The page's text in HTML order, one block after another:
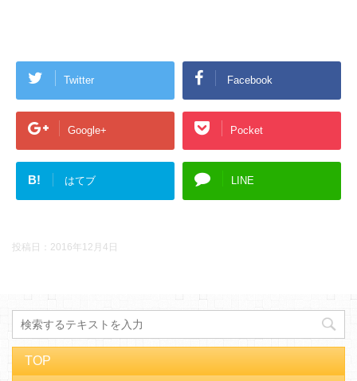
Twitter Facebook
Google+ Pocket
B! はてブ LINE
投稿日： 2016年12月4日
TOP